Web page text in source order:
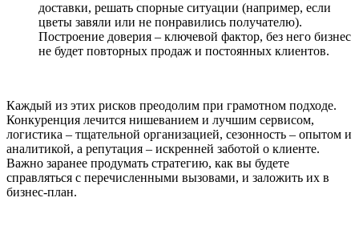
доставки, решать спорные ситуации (например, если
цветы завяли или не понравились получателю).
Построение доверия – ключевой фактор, без него бизнес
не будет повторных продаж и постоянных клиентов.
Каждый из этих рисков преодолим при грамотном подходе.
Конкуренция лечится нишеванием и лучшим сервисом,
логистика – тщательной организацией, сезонность – опытом и
аналитикой, а репутация – искренней заботой о клиенте.
Важно заранее продумать стратегию, как вы будете
справляться с перечисленными вызовами, и заложить их в
бизнес-план.